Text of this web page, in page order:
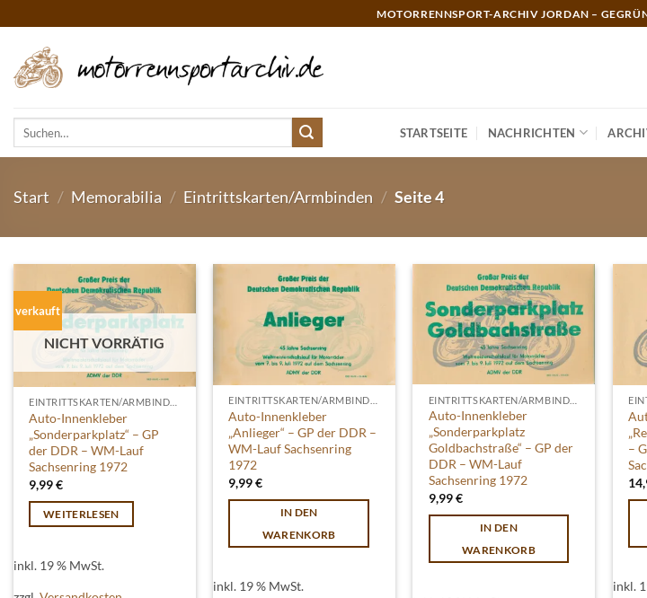
Inhalt
springen
MOTORRENNSPORT-ARCHIV JORDAN –
STARTSEITE NACHRICHTEN
Start / Memorabilia / Eintrittskarten/Armbinden / Seite 4
verkauft
NICHT VORRÄTIG
Auto-Innenkleber
„Sonderparkplatz“ – GP
der DDR – WM-Lauf
Sachsenring 1972
9,99€
WEITERLESEN
inkl. 19 % MwSt.
Auto-Innenkleber
„Anlieger“ – GP der DDR –
WM-Lauf Sachsenring
1972
9,99€
IN DEN
WARENKORB
inkl. 19 % MwSt.
Auto-Innenkleber
„Sonderparkplatz
Goldbachstraße“ – GP der
DDR – WM-Lauf
Sachsenring 1972
9,99€
IN DEN
WARENKORB
–
inkl.